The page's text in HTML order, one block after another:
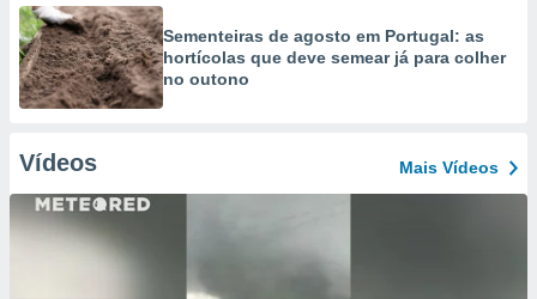
Sementeiras de agosto em Portugal: as
hortícolas que deve semear já para colher
no outono
Vídeos Mais Vídeos